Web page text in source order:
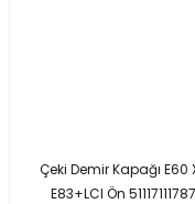
Çeki Demir Kapağı E60
E83+LCI Ön 51117111787